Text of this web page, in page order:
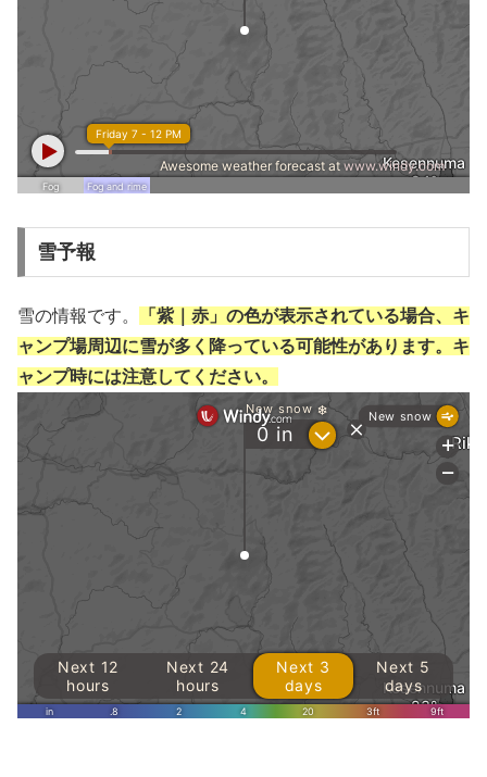
雪予報
雪の情報です。
「紫｜赤」の色が表示されている場合、キ
ャンプ場周辺に雪が多く降っている可能性があります。キ
ャンプ時には注意してください。